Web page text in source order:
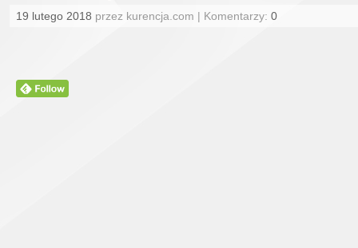
19 lutego 2018 przez kurencja.com | Komentarzy: 0